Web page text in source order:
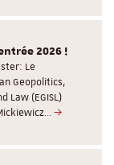
2026 !
Le
Geopolitics,
Law (EGISL)